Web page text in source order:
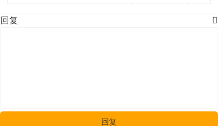

回复
回复